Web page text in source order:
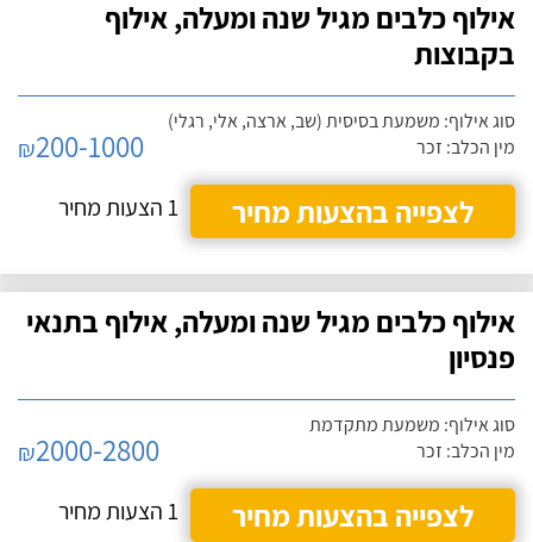
אילוף כלבים מגיל שנה ומעלה, אילוף
בקבוצות
סוג אילוף: משמעת בסיסית (שב, ארצה, אלי, רגלי)
מין הכלב: זכר
₪200-1000
לצפייה בהצעות מחיר
1 הצעות מחיר
אילוף כלבים מגיל שנה ומעלה, אילוף בתנאי
פנסיון
סוג אילוף: משמעת מתקדמת
מין הכלב: זכר
₪2000-2800
לצפייה בהצעות מחיר
1 הצעות מחיר